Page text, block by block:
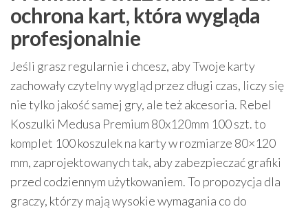
ochrona kart, która wygląda
profesjonalnie
Jeśli grasz regularnie i chcesz, aby Twoje karty
zachowały czytelny wygląd przez długi czas, liczy się
nie tylko jakość samej gry, ale też akcesoria. Rebel
Koszulki Medusa Premium 80x120mm 100 szt. to
komplet 100 koszulek na karty w rozmiarze 80×120
mm, zaprojektowanych tak, aby zabezpieczać grafiki
przed codziennym użytkowaniem. To propozycja dla
graczy, którzy mają wysokie wymagania co do